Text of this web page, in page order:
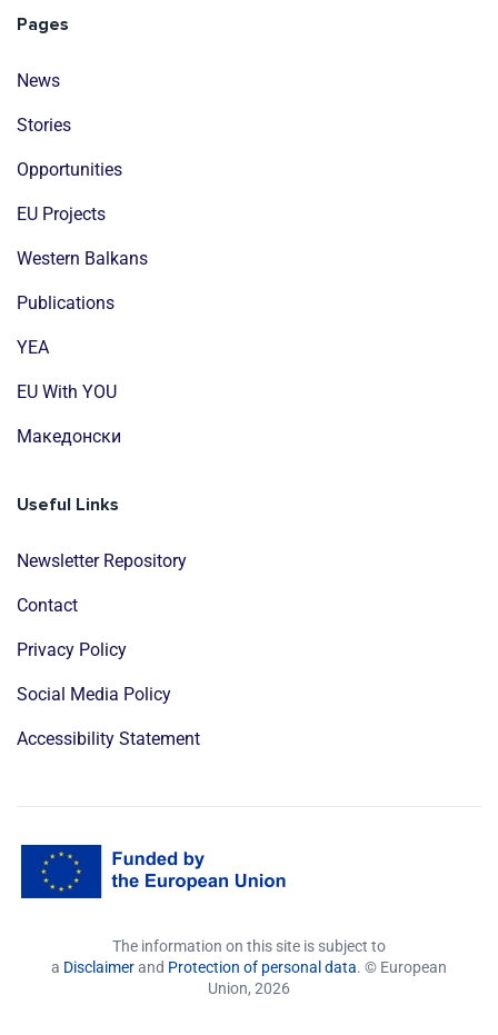
Pages
News
Stories
Opportunities
EU Projects
Western Balkans
Publications
YEA
EU With YOU
Mакедонски
Useful Links
Newsletter Repository
Contact
Privacy Policy
Social Media Policy
Accessibility Statement
The information on this site is subject to
a Disclaimerand Protection of personal data. © European
Union, 2026